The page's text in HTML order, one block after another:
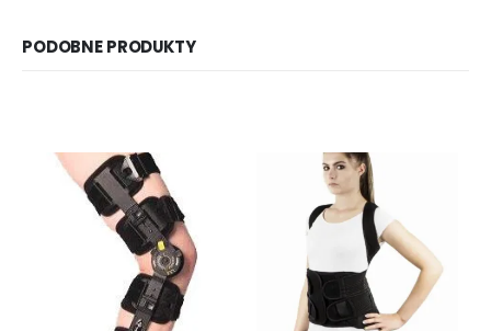
PODOBNE PRODUKTY